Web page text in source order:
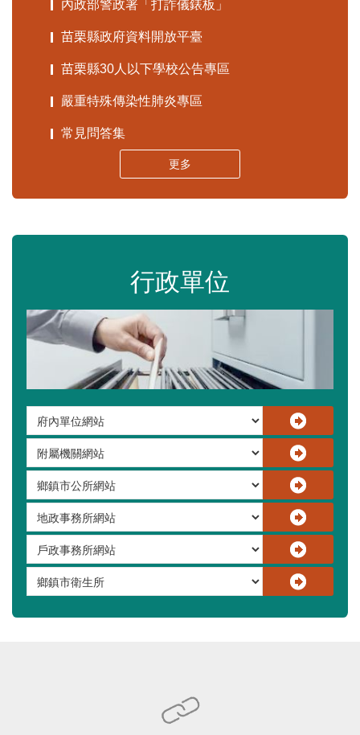
內政部警政署「打詐儀錶板」
苗栗縣政府資料開放平臺
苗栗縣30人以下學校公告專區
嚴重特殊傳染性肺炎專區
常見問答集
更多
行政單位